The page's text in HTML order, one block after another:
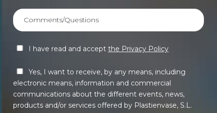
I have read and accept the Privacy Policy
Yes, I want to receive, by any means, including
electronic means, information and commercial
communications about the different events, news,
products and/or services offered by Plastienvase, S.L.